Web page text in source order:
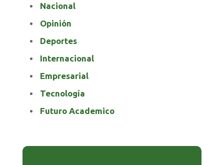
Nacional
Opinión
Deportes
Internacional
Empresarial
Tecnología
Futuro Academico